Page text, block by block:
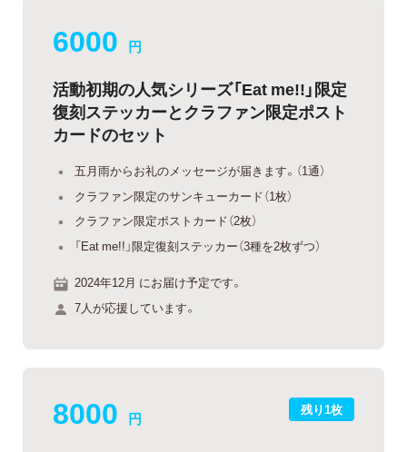
6000 円
活動初期の人気シリーズ「Eat me!!」限定
復刻ステッカーとクラファン限定ポスト
カードのセット
五月雨からお礼のメッセージが届きます。（1通）
クラファン限定のサンキューカード（1枚）
クラファン限定ポストカード（2枚）
「Eat me!!」限定復刻ステッカー（3種を2枚ずつ）
2024年12月 にお届け予定です。
7人が応援しています。
残り1枚
8000 円